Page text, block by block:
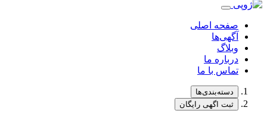
اصلی
ما
با ما
دسته‌بندی‌ها
ثبت اگهی رایگان